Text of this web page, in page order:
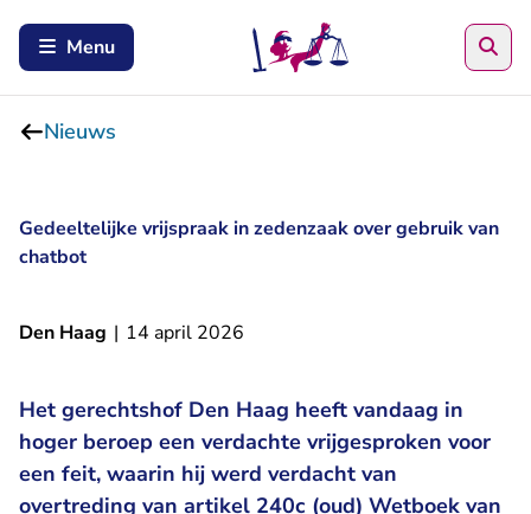
Menu
Nieuws
Gedeeltelijke vrijspraak in zedenzaak over gebruik van
chatbot
Den Haag | 14 april 2026
Het gerechtshof Den Haag heeft vandaag in
hoger beroep een verdachte vrijgesproken voor
een feit, waarin hij werd verdacht van
overtreding van artikel 240c (oud) Wetboek van